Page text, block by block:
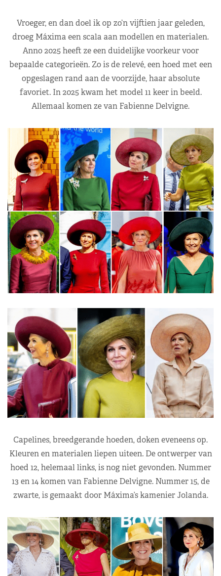
Vroeger, en dan doel ik op zo’n vijftien jaar geleden,
droeg Máxima een scala aan modellen en materialen.
Anno 2025 heeft ze een duidelijke voorkeur voor
bepaalde categorieën. Zo is de relevé, een hoed met een
opgeslagen rand aan de voorzijde, haar absolute
favoriet. In 2025 kwam het model 11 keer in beeld.
Allemaal komen ze van Fabienne Delvigne.
Capelines, breedgerande hoeden, doken eveneens op.
Kleuren en materialen liepen uiteen. De ontwerper van
hoed 12, helemaal links, is nog niet gevonden. Nummer
13 en 14 komen van Fabienne Delvigne. Nummer 15, de
zwarte, is gemaakt door Máxima’s kamenier Jolanda.